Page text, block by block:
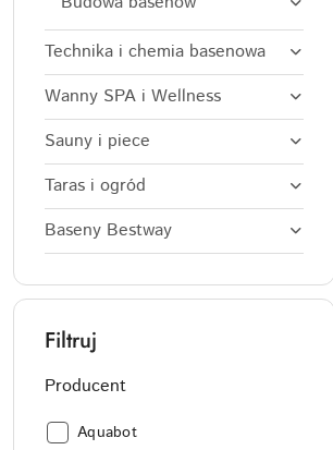
Technika i chemia basenowa
Wanny SPA i Wellness
Sauny i piece
Taras i ogród
Baseny Bestway
Filtruj
Producent
Producent:
Aquabot